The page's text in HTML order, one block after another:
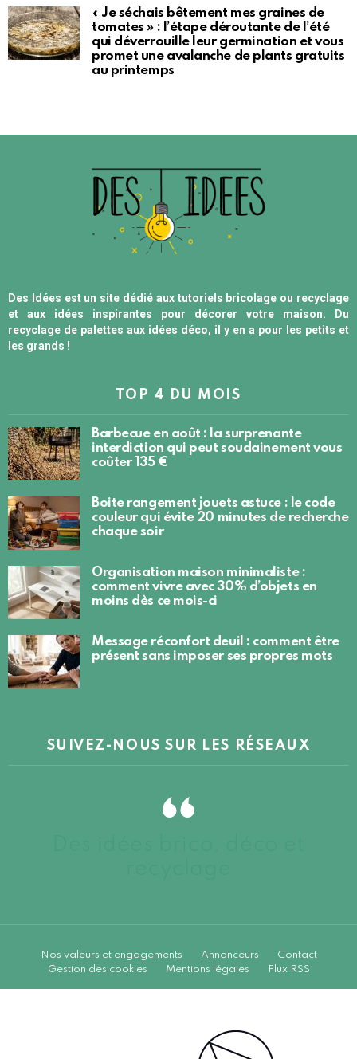
« Je séchais bêtement mes graines de
tomates » : l’étape déroutante de l’été
qui déverrouille leur germination et vous
promet une avalanche de plants gratuits
au printemps
Des Idées est un site dédié aux tutoriels bricolage ou recyclage
et aux idées inspirantes pour décorer votre maison. Du
recyclage de palettes aux idées déco, il y en a pour les petits et
les grands !
TOP 4 DU MOIS
Barbecue en août : la surprenante
interdiction qui peut soudainement vous
coûter 135 €
Boite rangement jouets astuce : le code
couleur qui évite 20 minutes de recherche
chaque soir
Organisation maison minimaliste :
comment vivre avec 30% d’objets en
moins dès ce mois-ci
Message réconfort deuil : comment être
présent sans imposer ses propres mots
SUIVEZ-NOUS SUR LES RÉSEAUX
Nos valeurs et engagements Annonceurs
Contact
Gestion des cookies
Mentions légales Flux RSS